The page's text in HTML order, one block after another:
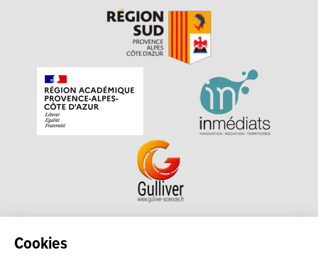
Cookies
Echosciences Sud Provence-Alpes-Côte d'Azur est à